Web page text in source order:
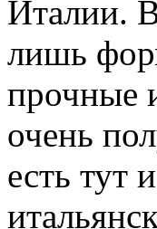
Италии.
лишь
прочные
очень
есть тут